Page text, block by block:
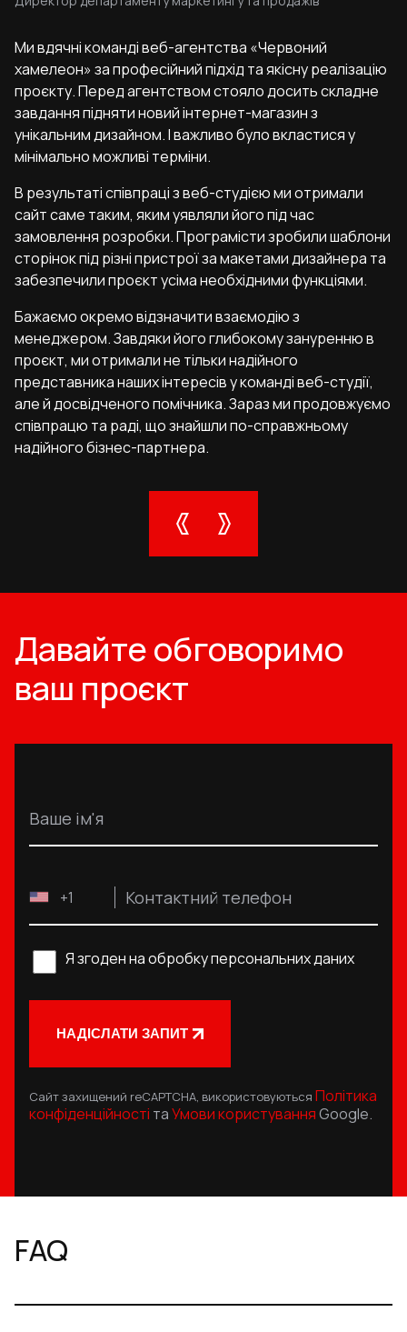
Ми вдячні команді веб-агентства «Червоний
хамелеон» за професійний підхід та якісну реалізацію
проєкту. Перед агентством стояло досить складне
завдання підняти новий інтернет-магазин з
унікальним дизайном. І важливо було вкластися у
мінімально можливі терміни.
В результаті співпраці з веб-студією ми отримали
сайт саме таким, яким уявляли його під час
замовлення розробки. Програмісти зробили шаблони
сторінок під різні пристрої за макетами дизайнера та
забезпечили проєкт усіма необхідними функціями.
Бажаємо окремо відзначити взаємодію з
менеджером. Завдяки його глибокому зануренню в
проєкт, ми отримали не тільки надійного
представника наших інтересів у команді веб-студії,
але й досвідченого помічника. Зараз ми продовжуємо
співпрацю та раді, що знайшли по-справжньому
надійного бізнес-партнера.
Давайте обговоримо
ваш проєкт
Ваше ім'я
+1 Контактний телефон
Я згоден на обробку персональних даних
НАДІСЛАТИ ЗАПИТ
Сайт захищений reCAPTCHA, використовуються Політика
конфіденційності таУмови користуванняGoogle.
FAQ